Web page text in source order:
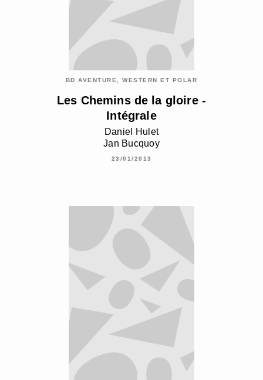
BD AVENTURE, WESTERN ET POLAR
Les Chemins de la gloire -
Intégrale
Daniel Hulet
Jan Bucquoy
23/01/2013